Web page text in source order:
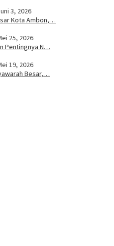
3, 2026
Kota Ambon,…
25, 2026
Pentingnya N…
19, 2026
Besar,…